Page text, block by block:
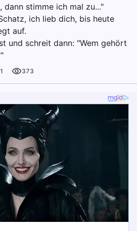
dann stimme ich mal zu..."
ich lieb dich, bis heute
auf.
und schreit dann: "Wem gehört
1 373